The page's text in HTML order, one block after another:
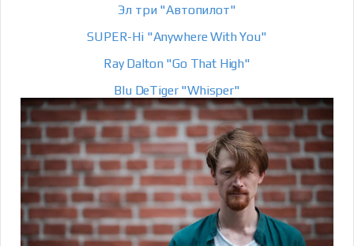
Эл три "Автопилот"
SUPER-Hi "Anywhere With You"
Ray Dalton "Go That High"
Blu DeTiger "Whisper"